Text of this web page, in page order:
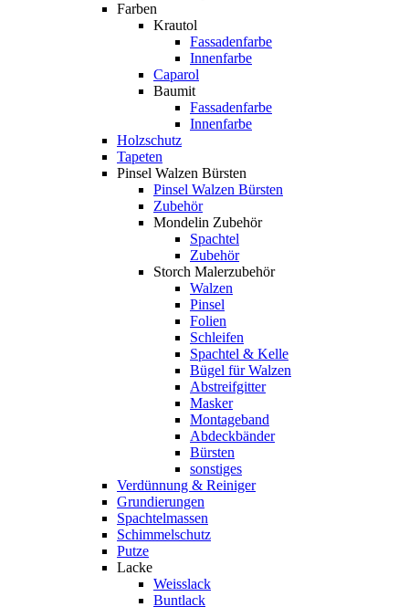
Farben
Krautol
Fassadenfarbe
Innenfarbe
Caparol
Baumit
Fassadenfarbe
Innenfarbe
Holzschutz
Tapeten
Pinsel Walzen Bürsten
Pinsel Walzen Bürsten
Zubehör
Mondelin Zubehör
Spachtel
Zubehör
Storch Malerzubehör
Walzen
Pinsel
Folien
Schleifen
Spachtel & Kelle
Bügel für Walzen
Abstreifgitter
Masker
Montageband
Abdeckbänder
Bürsten
sonstiges
Verdünnung & Reiniger
Grundierungen
Spachtelmassen
Schimmelschutz
Putze
Lacke
Weisslack
Buntlack